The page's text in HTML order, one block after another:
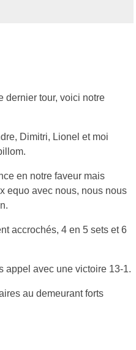
dernier tour, voici notre
Dimitri, Lionel et moi
en notre faveur mais
equo avec nous, nous nous
accrochés, 4 en 5 sets et 6
appel avec une victoire 13-1.
au demeurant forts